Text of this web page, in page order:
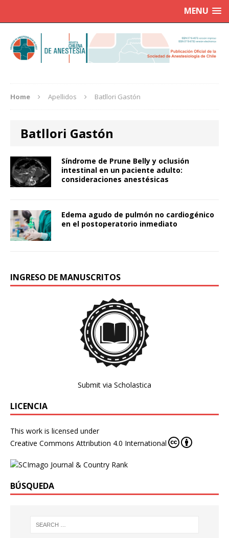
MENU
Home Apellidos Batllori Gastón
Batllori Gastón
Síndrome de Prune Belly y oclusión
intestinal en un paciente adulto:
consideraciones anestésicas
Edema agudo de pulmón no cardiogénico
en el postoperatorio inmediato
INGRESO DE MANUSCRITOS
Submit via Scholastica
LICENCIA
This work is licensed under
Creative Commons Attribution 4.0 International
BÚSQUEDA